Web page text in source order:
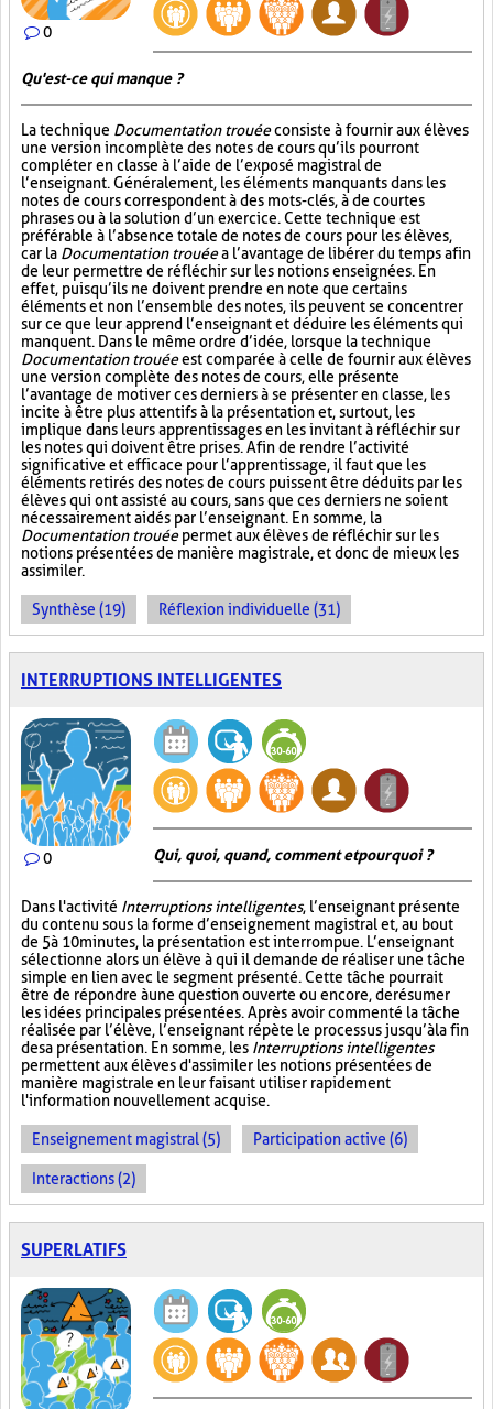
0
Qu'est-ce qui manque ?
La technique Documentation trouéeconsiste à fournir aux élèves
une version incomplète des notes de cours qu’ils pourront
compléter en classe à l’aide de l’exposé magistral de
l’enseignant. Généralement, les éléments manquants dans les
notes de cours correspondent à des mots-clés, à de courtes
phrases ou à la solution d’un exercice. Cette technique est
préférable à l’absence totale de notes de cours pour les élèves,
car la Documentation trouéea l’avantage de libérer du temps afin
de leur permettre de réfléchir sur les notions enseignées. En
effet, puisqu’ils ne doivent prendre en note que certains
éléments et non l’ensemble des notes, ils peuvent se concentrer
sur ce que leur apprend l’enseignant et déduire les éléments qui
manquent. Dans le même ordre d’idée, lorsque la technique
Documentation trouéeest comparée à celle de fournir aux élèves
une version complète des notes de cours, elle présente
l’avantage de motiver ces derniers à se présenter en classe, les
incite à être plus attentifs à la présentation et, surtout, les
implique dans leurs apprentissages en les invitant à réfléchir sur
les notes qui doivent être prises. Afin de rendre l’activité
significative et efficace pour l’apprentissage, il faut que les
éléments retirés des notes de cours puissent être déduits par les
élèves qui ont assisté au cours, sans que ces derniers ne soient
nécessairement aidés par l’enseignant. En somme, la
Documentation trouéepermet aux élèves de réfléchir sur les
notions présentées de manière magistrale, et donc de mieux les
assimiler.
Synthèse (19) Réflexion individuelle (31)
INTERRUPTIONS INTELLIGENTES
0 Qui, quoi, quand, comment et pourquoi ?
Dans l'activité Interruptions intelligentes, l’enseignant présente
du contenu sous la forme d’enseignement magistral et, au bout
de 5 à 10 minutes, la présentation est interrompue. L’enseignant
sélectionne alors un élève à qui il demande de réaliser une tâche
simple en lien avec le segment présenté. Cette tâche pourrait
être de répondre à une question ouverte ou encore, de résumer
les idées principales présentées. Après avoir commenté la tâche
réalisée par l’élève, l’enseignant répète le processus jusqu’à la fin
de sa présentation. En somme, les Interruptions intelligentes
permettent aux élèves d'assimiler les notions présentées de
manière magistrale en leur faisant utiliser rapidement
l'information nouvellement acquise.
Enseignement magistral (5) Participation active (6)
Interactions (2)
SUPERLATIFS